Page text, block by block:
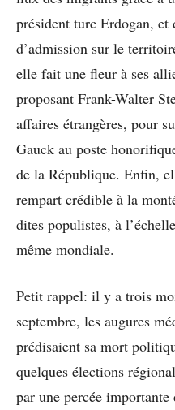
président turc Erdogan,
d’admission sur le
elle fait une fleur à ses
proposant Frank-Walter
affaires étrangères, pour
Gauck au poste
de la République. Enfin,
rempart crédible à la
dites populistes, à
même mondiale.
Petit rappel: il y a trois
septembre, les augures
prédisaient sa mort
quelques élections
par une percée